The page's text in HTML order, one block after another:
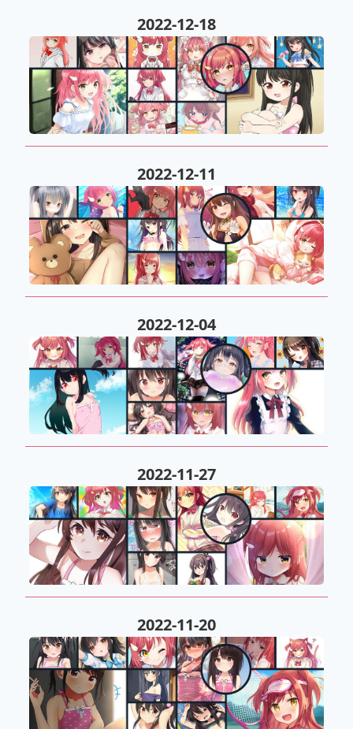
2022-12-18
2022-12-11
2022-12-04
2022-11-27
2022-11-20